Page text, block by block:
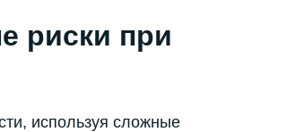
риски при
используя сложные